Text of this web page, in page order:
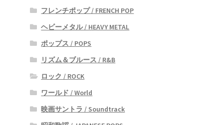
フレンチポップ / FRENCH POP
ヘビーメタル / HEAVY METAL
ポップス / POPS
リズム＆ブルース / R&B
ロック / ROCK
ワールド / World
映画サントラ / Soundtrack